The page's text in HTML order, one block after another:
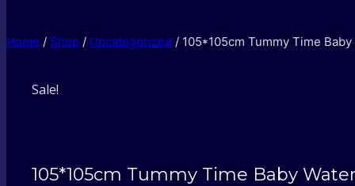
Home / Shop / Uncategorized / 105*105cm Tummy Time
Sale!
105*105cm Tummy Time Baby